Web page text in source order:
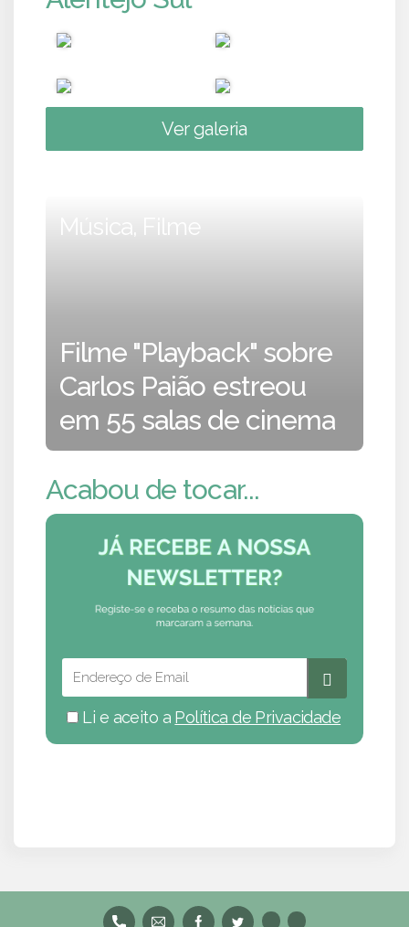
Ver galeria
Música, Filme
Filme "Playback" sobre
Carlos Paião estreou
em 55 salas de cinema
Acabou de tocar...
Li e aceito a Política de Privacidade